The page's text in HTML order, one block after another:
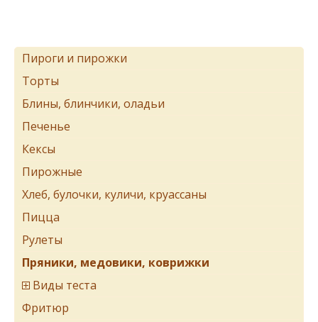
Пироги и пирожки
Торты
Блины, блинчики, оладьи
Печенье
Кексы
Пирожные
Хлеб, булочки, куличи, круассаны
Пицца
Рулеты
Пряники, медовики, коврижки
Виды теста
Фритюр